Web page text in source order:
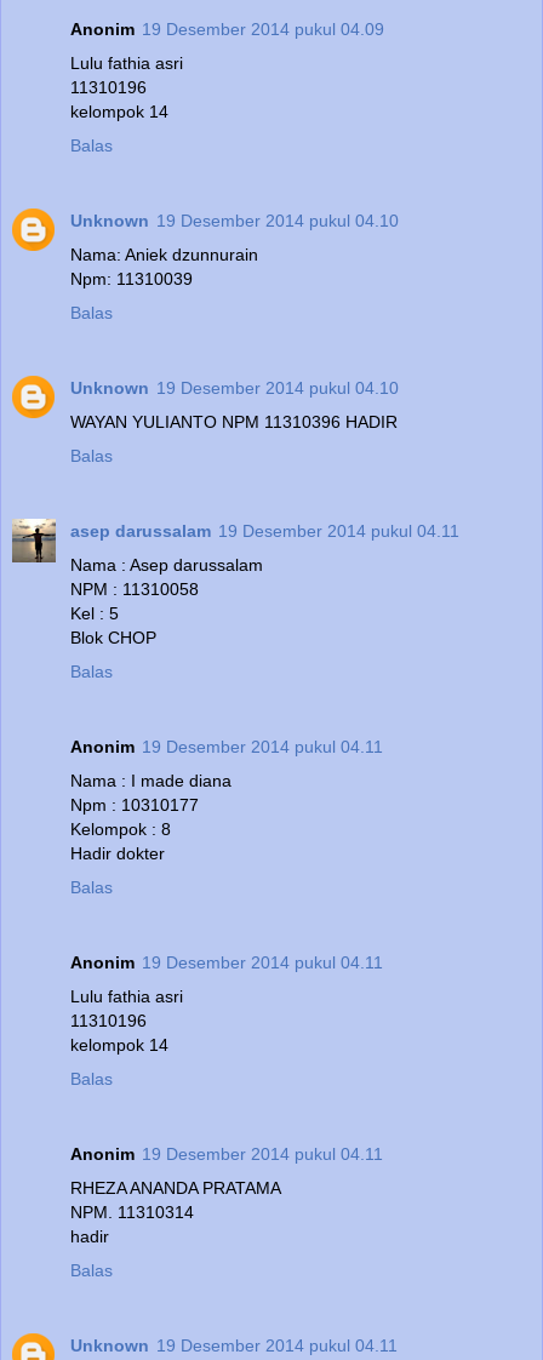
Anonim 19 Desember 2014 pukul 04.09
Lulu fathia asri
11310196
kelompok 14
Balas
Unknown 19 Desember 2014 pukul 04.10
Nama: Aniek dzunnurain
Npm: 11310039
Balas
Unknown 19 Desember 2014 pukul 04.10
WAYAN YULIANTO NPM 11310396 HADIR
Balas
asep darussalam 19 Desember 2014 pukul 04.11
Nama : Asep darussalam
NPM : 11310058
Kel : 5
Blok CHOP
Balas
Anonim 19 Desember 2014 pukul 04.11
Nama : I made diana
Npm : 10310177
Kelompok : 8
Hadir dokter
Balas
Anonim 19 Desember 2014 pukul 04.11
Lulu fathia asri
11310196
kelompok 14
Balas
Anonim 19 Desember 2014 pukul 04.11
RHEZA ANANDA PRATAMA
NPM. 11310314
hadir
Balas
Unknown 19 Desember 2014 pukul 04.11